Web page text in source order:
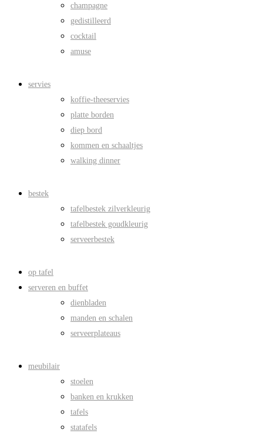
champagne
gedistilleerd
cocktail
amuse
servies
koffie-theeservies
platte borden
diep bord
kommen en schaaltjes
walking dinner
bestek
tafelbestek zilverkleurig
tafelbestek goudkleurig
serveerbestek
op tafel
serveren en buffet
dienbladen
manden en schalen
serveerplateaus
meubilair
stoelen
banken en krukken
tafels
statafels